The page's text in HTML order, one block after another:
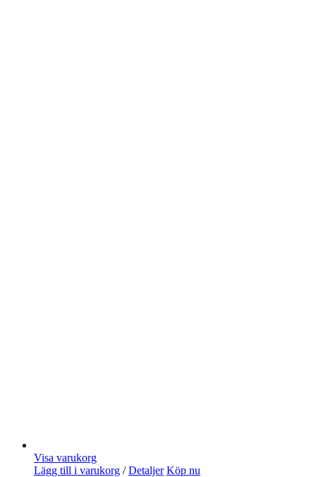
Visa varukorg
Lägg till i varukorg / Detaljer Köp nu